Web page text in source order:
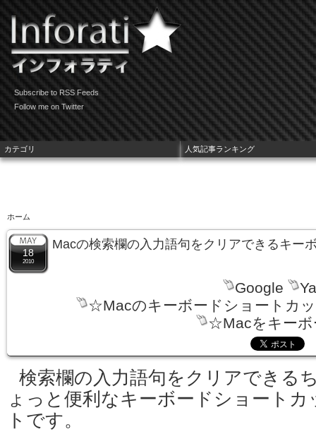
Subscribe to RSS Feeds
Follow me on Twitter
ホーム
18
2010
Macの検索欄の入力語句をクリアできるキー
Google
☆Macのキーボードショートカ
☆Macをキーボ
検索欄の入力語句をクリアできる
ょっと便利なキーボードショートカ
トです。
カテゴリ 人気記事ランキング